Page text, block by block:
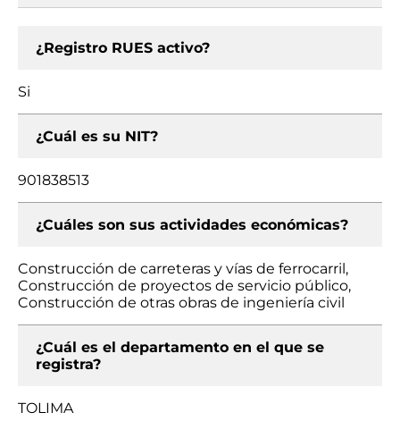
¿Registro RUES activo?
Si
¿Cuál es su NIT?
901838513
¿Cuáles son sus actividades económicas?
Construcción de carreteras y vías de ferrocarril,
Construcción de proyectos de servicio público,
Construcción de otras obras de ingeniería civil
¿Cuál es el departamento en el que se
registra?
TOLIMA